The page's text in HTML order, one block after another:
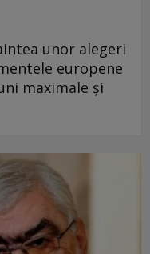
unor alegeri
europene
maximale și